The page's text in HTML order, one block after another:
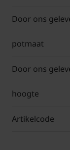
Door ons
potmaat
Door ons
hoogte
Artikelcode